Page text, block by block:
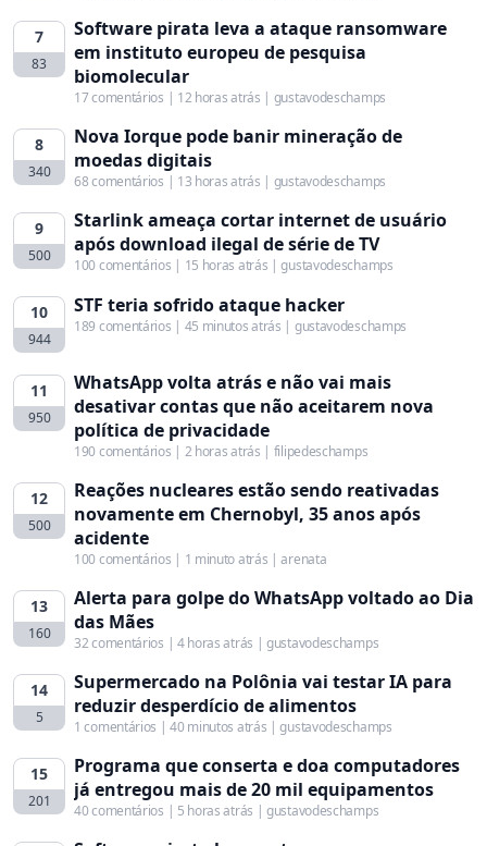
7
83
Software pirata leva a ataque ransomware
em instituto europeu de pesquisa
biomolecular
17 comentários | 12 horas atrás | gustavodeschamps
8
340
Nova Iorque pode banir mineração de
moedas digitais
68 comentários | 13 horas atrás | gustavodeschamps
9
500
Starlink ameaça cortar internet de usuário
após download ilegal de série de TV
100 comentários | 15 horas atrás | gustavodeschamps
10
944
STF teria sofrido ataque hacker
189 comentários | 45 minutos atrás | gustavodeschamps
11
950
WhatsApp volta atrás e não vai mais
desativar contas que não aceitarem nova
política de privacidade
190 comentários | 2 horas atrás | filipedeschamps
12
500
Reações nucleares estão sendo reativadas
novamente em Chernobyl, 35 anos após
acidente
100 comentários | 1 minuto atrás | arenata
13
160
Alerta para golpe do WhatsApp voltado ao Dia
das Mães
32 comentários | 4 horas atrás | gustavodeschamps
14
5
Supermercado na Polônia vai testar IA para
reduzir desperdício de alimentos
1 comentários | 40 minutos atrás | gustavodeschamps
15
201
Programa que conserta e doa computadores
já entregou mais de 20 mil equipamentos
40 comentários | 5 horas atrás | gustavodeschamps